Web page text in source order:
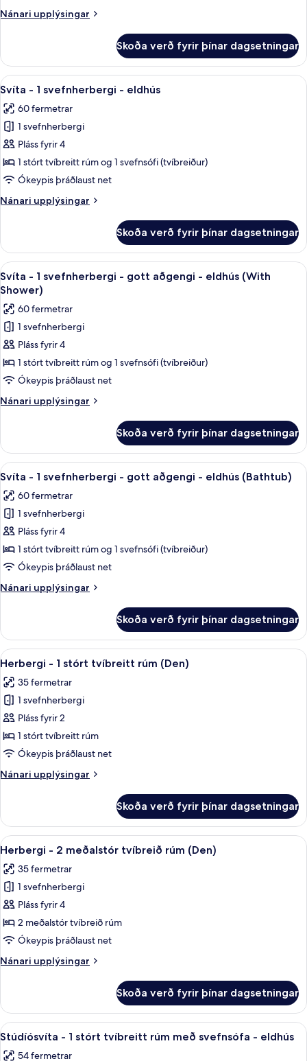
-Nánari upplýsingar
Nánari
-
svefnherbergi
eldhús
Skoða verð fyrir þínar dagsetningar
Skoða
allar
myndir
fyrir
Svíta
-
1
-
Svíta - 1 svefnherbergi - eldhús |
9
Svíta - 1 svefnherbergi - eldhús
60 fermetrar
1 svefnherbergi
Pláss fyrir 4
1 stórt tvíbreitt rúm og 1 svefnsófi (tvíbreiður)
Ókeypis þráðlaust net
Nánari upplýsingar
Nánari
-
svefnherbergi
-
Skoða verð fyrir þínar dagsetningar
Skoða
allar
myndir
fyrir
Svíta
-
1
svefnherbergi
-
gott
-
eldhús
(With
Shower)
Svíta - 1 svefnherbergi - gott
8
Svíta - 1 svefnherbergi - gott aðgengi - eldhús (With
Shower)
60 fermetrar
1 svefnherbergi
Pláss fyrir 4
1 stórt tvíbreitt rúm og 1 svefnsófi (tvíbreiður)
Ókeypis þráðlaust net
Nánari upplýsingar
Nánari
-
svefnherbergi
gott
aðgengi
eldhús
(With
Shower)
Skoða verð fyrir þínar dagsetningar
Skoða
allar
myndir
fyrir
Svíta
-
1
-
eldhús
(Bathtub)
Ofnæmisprófaður sængurfatnaður,
7
Svíta - 1 svefnherbergi - gott aðgengi - eldhús (Bathtub)
60 fermetrar
1 svefnherbergi
Pláss fyrir 4
1 stórt tvíbreitt rúm og 1 svefnsófi (tvíbreiður)
Ókeypis þráðlaust net
Nánari upplýsingar
Nánari
-
svefnherbergi
gott
aðgengi
eldhús
(Bathtub)
Skoða verð fyrir þínar dagsetningar
Skoða
allar
myndir
fyrir
Herbergi
-
1
tvíbreitt
Herbergi - 1 stórt tvíbreitt rúm
4
Herbergi - 1 stórt tvíbreitt rúm (Den)
35 fermetrar
1 svefnherbergi
Pláss fyrir 2
1 stórt tvíbreitt rúm
Ókeypis þráðlaust net
Nánari upplýsingar
Nánari
-
stórt
tvíbreitt
rúm
(Den)
Skoða verð fyrir þínar dagsetningar
Skoða
allar
myndir
fyrir
Herbergi
-
2
tvíbreið
Herbergi - 2 meðalstór tvíbreið
4
Herbergi - 2 meðalstór tvíbreið rúm (Den)
35 fermetrar
1 svefnherbergi
Pláss fyrir 4
2 meðalstór tvíbreið rúm
Ókeypis þráðlaust net
Nánari upplýsingar
Nánari
-
meðalstór
Skoða verð fyrir þínar dagsetningar
Skoða
allar
Ofnæmisprófaður sængurfatnaður,
6
Stúdíósvíta - 1 stórt tvíbreitt rúm með svefnsófa - eldhús
54 fermetrar